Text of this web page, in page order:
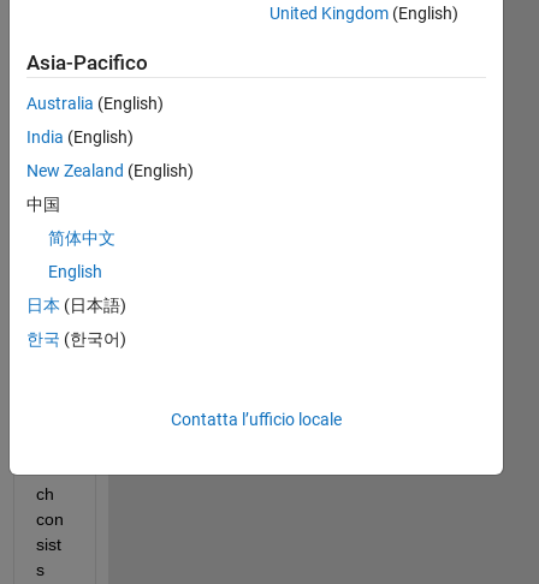
I
trie
run
Sim
k
blo
ch
con
sist
s
United Kingdom(English)
Asia-Pacifico
Australia (English)
India (English)
New Zealand (English)
中国
简体中文
English
日本 (日本語)
한국 (한국어)
Contatta l’ufficio locale